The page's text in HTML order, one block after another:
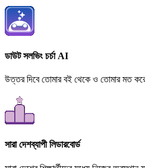
ডাউট সলভিং চর্চা AI
উত্তর দিবে তোমার বই থেকে ও তোমার মত
সারা দেশব্যাপী লিডারবোর্ড